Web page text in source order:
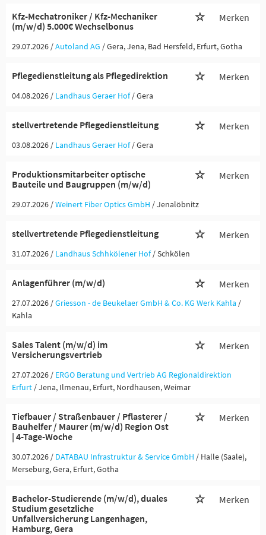
Kfz-Mechatroniker / Kfz-Mechaniker
(m/w/d) 5.000€ Wechselbonus
Merken
29.07.2026 /Autoland AG / Gera, Jena, Bad Hersfeld, Erfurt, Gotha
Pflegedienstleitung als Pflegedirektion Merken
04.08.2026 / Landhaus Geraer Hof / Gera
stellvertretende Pflegedienstleitung Merken
03.08.2026 / Landhaus Geraer Hof / Gera
Produktionsmitarbeiter optische
Bauteile und Baugruppen (m/w/d)
Merken
29.07.2026 /Weinert Fiber Optics GmbH / Jenalöbnitz
stellvertretende Pflegedienstleitung Merken
31.07.2026 / Landhaus Schhkölener Hof / Schkölen
Anlagenführer (m/w/d) Merken
27.07.2026 /Griesson - de Beukelaer GmbH & Co. KG Werk Kahla /
Kahla
Sales Talent (m/w/d) im
Versicherungsvertrieb
Merken
27.07.2026 / ERGO Beratung und Vertrieb AG Regionaldirektion
Erfurt / Jena, Ilmenau, Erfurt, Nordhausen, Weimar
Tiefbauer / Straßenbauer / Pflasterer /
Bauhelfer / Maurer (m/w/d) Region Ost
| 4-Tage-Woche
Merken
30.07.2026 / DATABAU Infrastruktur & Service GmbH / Halle (Saale),
Merseburg, Gera, Erfurt, Gotha
Bachelor-Studierende (m/w/d), duales
Studium gesetzliche
Unfallversicherung Langenhagen,
Hamburg, Gera
Merken